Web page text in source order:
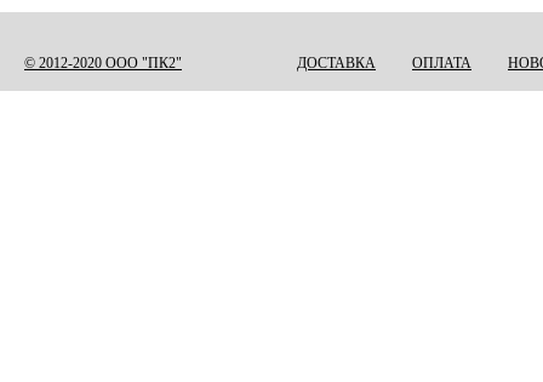
© 2012-2020 ООО "ПК2" ДОСТАВКА ОПЛАТА